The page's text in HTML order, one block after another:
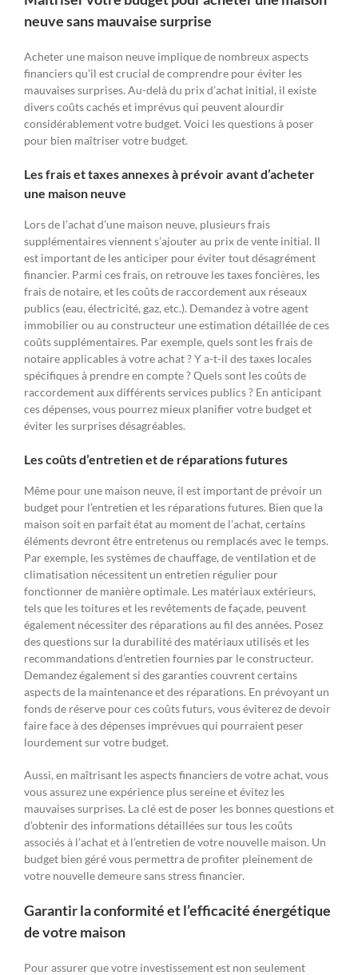
neuve sans mauvaise surprise
Acheter une maison neuve implique de nombreux aspects
financiers qu’il est crucial de comprendre pour éviter les
mauvaises surprises. Au-delà du prix d’achat initial, il existe
divers coûts cachés et imprévus qui peuvent alourdir
considérablement votre budget. Voici les questions à poser
pour bien maîtriser votre budget.
Les frais et taxes annexes à prévoir avant d’acheter
une maison neuve
Lors de l’achat d’une maison neuve, plusieurs frais
supplémentaires viennent s’ajouter au prix de vente initial. Il
est important de les anticiper pour éviter tout désagrément
financier. Parmi ces frais, on retrouve les taxes foncières, les
frais de notaire, et les coûts de raccordement aux réseaux
publics (eau, électricité, gaz, etc.). Demandez à votre agent
immobilier ou au constructeur une estimation détaillée de ces
coûts supplémentaires. Par exemple, quels sont les frais de
notaire applicables à votre achat ? Y a-t-il des taxes locales
spécifiques à prendre en compte ? Quels sont les coûts de
raccordement aux différents services publics ? En anticipant
ces dépenses, vous pourrez mieux planifier votre budget et
éviter les surprises désagréables.
Les coûts d’entretien et de réparations futures
Même pour une maison neuve, il est important de prévoir un
budget pour l’entretien et les réparations futures. Bien que la
maison soit en parfait état au moment de l’achat, certains
éléments devront être entretenus ou remplacés avec le temps.
Par exemple, les systèmes de chauffage, de ventilation et de
climatisation nécessitent un entretien régulier pour
fonctionner de manière optimale. Les matériaux extérieurs,
tels que les toitures et les revêtements de façade, peuvent
également nécessiter des réparations au fil des années. Posez
des questions sur la durabilité des matériaux utilisés et les
recommandations d’entretien fournies par le constructeur.
Demandez également si des garanties couvrent certains
aspects de la maintenance et des réparations. En prévoyant un
fonds de réserve pour ces coûts futurs, vous éviterez de devoir
faire face à des dépenses imprévues qui pourraient peser
lourdement sur votre budget.
Aussi, en maîtrisant les aspects financiers de votre achat, vous
vous assurez une expérience plus sereine et évitez les
mauvaises surprises. La clé est de poser les bonnes questions et
d’obtenir des informations détaillées sur tous les coûts
associés à l’achat et à l’entretien de votre nouvelle maison. Un
budget bien géré vous permettra de profiter pleinement de
votre nouvelle demeure sans stress financier.
Garantir la conformité et l’efficacité énergétique
de votre maison
Pour assurer que votre investissement est non seulement